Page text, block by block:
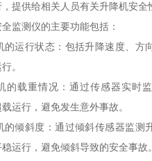
提供给相关人员有关升降机安全
监测仪的主要功能包括：
的运行状态：包括升降速度、方
。
的载重情况：通过传感器实时
运行，避免发生意外事故。
的倾斜度：通过倾斜传感器监测
运行，避免倾斜导致的安全事故。